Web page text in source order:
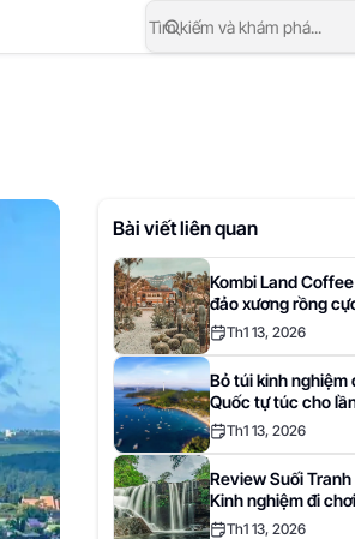
Bài viết liên quan
Kombi Land
đảo xương rồng
Th1 13, 2026
Bỏ túi kinh nghiệm
Quốc tự túc cho
Th1 13, 2026
Review Suối Tranh
Kinh nghiệm đi
Suối Tranh
Th1 13, 2026